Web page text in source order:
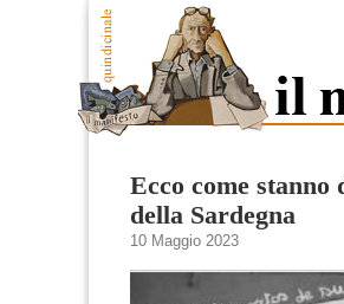
Ecco come stanno
della Sardegna
10 Maggio 2023